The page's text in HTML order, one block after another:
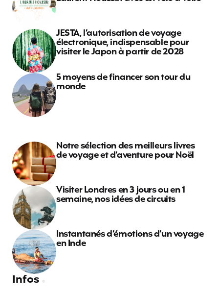
JESTA, l’autorisation de voyage
électronique, indispensable pour
visiter le Japon à partir de 2028
5 moyens de financer son tour du
monde
Notre sélection des meilleurs livres
de voyage et d’aventure pour Noël
Visiter Londres en 3 jours ou en 1
semaine, nos idées de circuits
Instantanés d’émotions d’un voyage
en Inde
Infos